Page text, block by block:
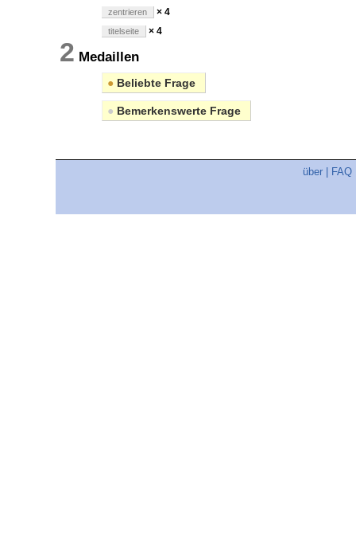
zentrieren × 4
titelseite × 4
2 Medaillen
● Beliebte Frage
● Bemerkenswerte Frage
über FAQ